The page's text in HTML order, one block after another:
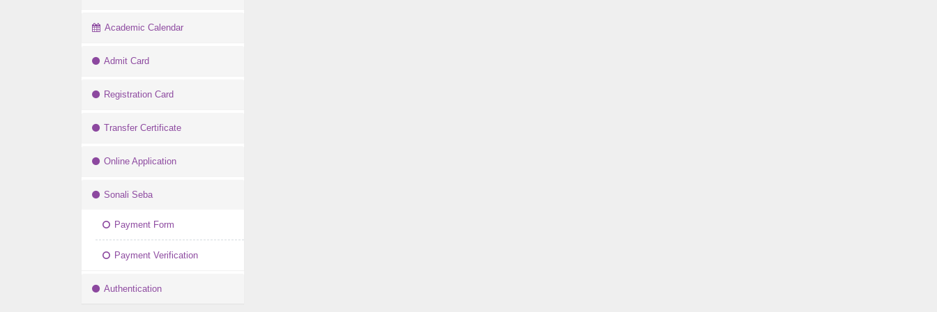
Academic Calendar
Admit Card
Registration Card
Transfer Certificate
Online Application
Sonali Seba
Payment Form
Payment Verification
Authentication